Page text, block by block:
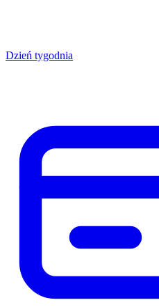
Dzień tygodnia